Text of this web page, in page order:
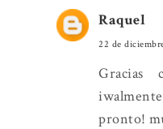
Raquel
22 de
Gracias
pronto!